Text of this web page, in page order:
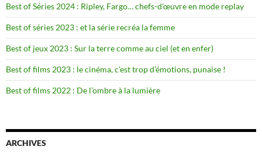
Best of Séries 2024 : Ripley, Fargo… chefs-d’œuvre en mode replay
Best of séries 2023 : et la série recréa la femme
Best of jeux 2023 : Sur la terre comme au ciel (et en enfer)
Best of films 2023 : le cinéma, c’est trop d’émotions, punaise !
Best of films 2022 : De l’ombre à la lumière
ARCHIVES